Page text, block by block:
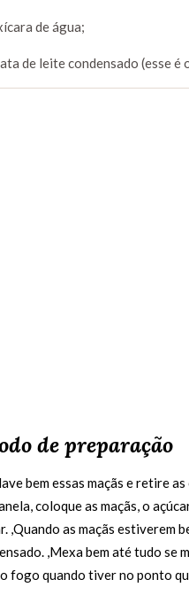
de água;
de leite condensado (esse é
de preparação
bem essas maçãs e retire
coloque as maçãs, o
,Quando as maçãs estiverem
,Mexa bem até tudo se
fogo quando tiver no ponto